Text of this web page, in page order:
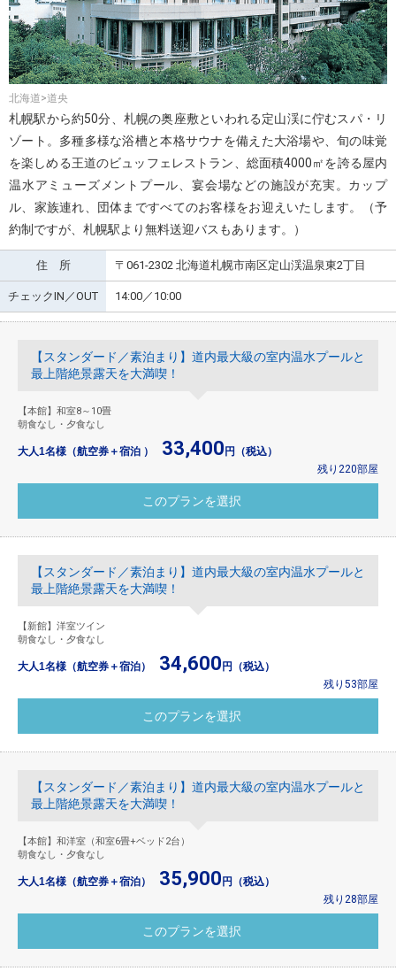
北海道>道央
札幌駅から約50分、札幌の奥座敷といわれる定山渓に佇むスパ・リ
ゾート。多種多様な浴槽と本格サウナを備えた大浴場や、旬の味覚
を楽しめる王道のビュッフェレストラン、総面積4000㎡を誇る屋内
温水アミューズメントプール、宴会場などの施設が充実。カップ
ル、家族連れ、団体まですべてのお客様をお迎えいたします。（予
約制ですが、札幌駅より無料送迎バスもあります。）
住 所 〒061-2302 北海道札幌市南区定山渓温泉東2丁目
チェックIN／OUT 14:00／10:00
【スタンダード／素泊まり】道内最大級の室内温水プールと
最上階絶景露天を大満喫！
【本館】和室8～10畳
朝食なし・夕食なし
大人1名様（航空券＋宿泊 ） 33,400 円（税込）
残り220部屋
【スタンダード／素泊まり】道内最大級の室内温水プールと
最上階絶景露天を大満喫！
【新館】洋室ツイン
朝食なし・夕食なし
大人1名様（航空券＋宿泊） 34,600 円（税込）
残り53部屋
【スタンダード／素泊まり】道内最大級の室内温水プールと
最上階絶景露天を大満喫！
【本館】和洋室（和室6畳+ベッド2台）
朝食なし・夕食なし
大人1名様（航空券＋宿泊） 35,900 円（税込）
残り28部屋